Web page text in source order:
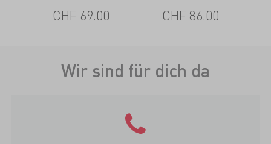
CHF 69.00 CHF 86.00
Wir sind für dich da